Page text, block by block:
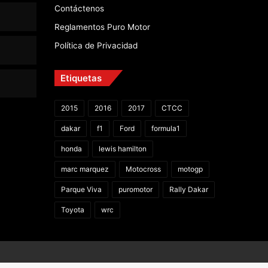
Contáctenos
Reglamentos Puro Motor
Política de Privacidad
Etiquetas
2015 2016 2017 CTCC
dakar f1 Ford formula1
honda lewis hamilton
marc marquez Motocross motogp
Parque Viva puromotor Rally Dakar
Toyota wrc
Facebook
X YouTube
Instagram
TikTok